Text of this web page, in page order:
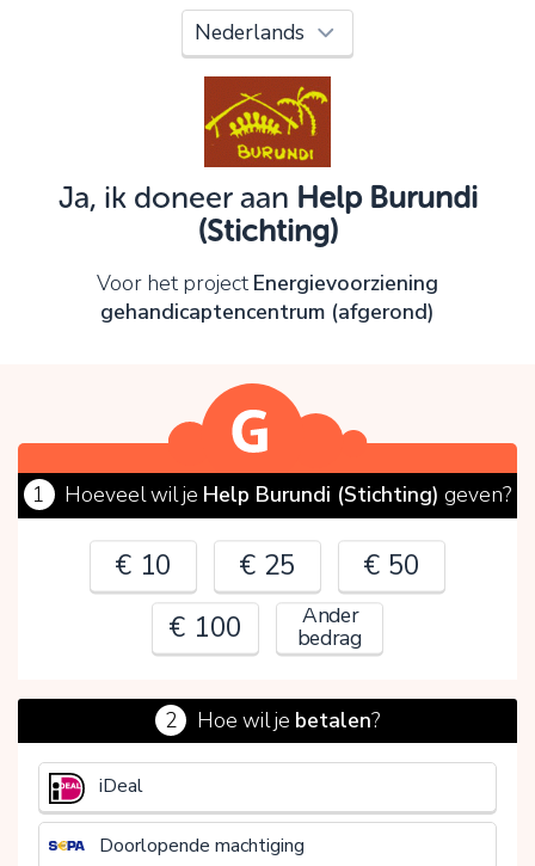
Ja, ik doneer aan Help Burundi
(Stichting)
Voor het project Energievoorziening
gehandicaptencentrum (afgerond)
1 Hoeveel wil je Help Burundi (Stichting) geven?
€ 10 € 25
€ 50
€ 100
Ander
bedrag
€
2 Hoe wil je betalen?
iDeal
Doorlopende machtiging
Oeps!
Je kunt nog niet verder vanwege:
Controleer en verbeter je invoer en probeer het
OK